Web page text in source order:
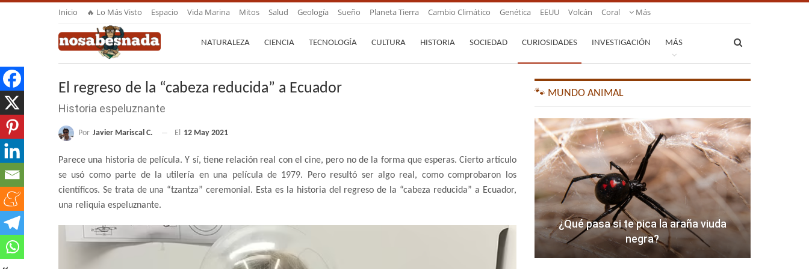
Inicio 🔥 Lo Más Visto Espacio Vida Marina Mitos Salud Geología Sueño Planeta Tierra Cambio Climático Genética EEUU Volcán Coral Más
NATURALEZA CIENCIA TECNOLOGÍA CULTURA HISTORIA SOCIEDAD CURIOSIDADES INVESTIGACIÓN MÁS
El regreso de la “cabeza reducida” a Ecuador
Historia espeluznante
Por Javier Mariscal C. El 12 May 2021
Parece una historia de película. Y sí, tiene relación real con el cine, pero no de la forma que esperas. Cierto artículo
se usó como parte de la utilería en una película de 1979. Pero resultó ser algo real, como comprobaron los
científicos. Se trata de una “tzantza” ceremonial. Esta es la historia del regreso de la “cabeza reducida” a Ecuador,
una reliquia espeluznante.
🐾 MUNDO ANIMAL
¿Qué pasa si te pica la araña viuda
negra?